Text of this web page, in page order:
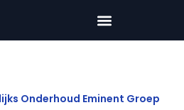
Onderhoud Eminent Groep